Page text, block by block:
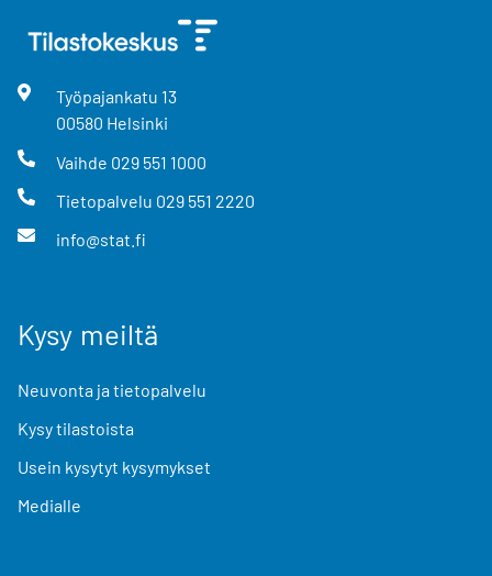
Työpajankatu 13
00580 Helsinki
Vaihde 029 551 1000
Tietopalvelu 029 551 2220
info@stat.fi
Kysy meiltä
Neuvonta ja tietopalvelu
Kysy tilastoista
Usein kysytyt kysymykset
Medialle